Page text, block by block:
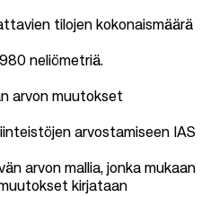
tilojen kokonaismäärä
neliömetriä.
arvon muutokset
arvostamiseen IAS
arvon mallia, jonka mukaan
kirjataan